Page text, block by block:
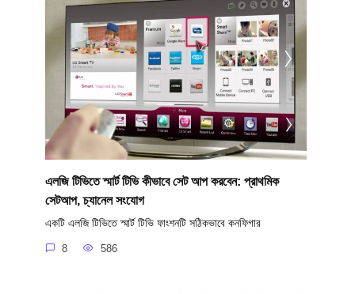
এলজি টিভিতে স্মার্ট টিভি কীভাবে সেট আপ করবেন: প্রাথমিক
সেটআপ, চ্যানেল সংযোগ
একটি এলজি টিভিতে স্মার্ট টিভি ফাংশনটি সঠিকভাবে কনফিগার
8 586